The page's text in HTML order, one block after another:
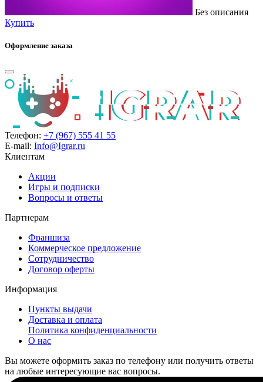
Без описания
Купить
Оформление заказа
Телефон: +7 (967) 555 41 55
E-mail: Info@Igrar.ru
Клиентам
Акции
Игры и подписки
Вопросы и ответы
Партнерам
Франшиза
Коммерческое предложение
Сотрудничество
Договор оферты
Информация
Пункты выдачи
Доставка и оплата
Политика конфиденциальности
О нас
Вы можете оформить заказ по телефону или получить ответы
на любые интересующие вас вопросы.